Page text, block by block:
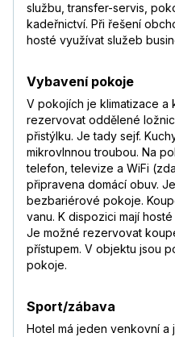
službu, transfer-servis,
kadeřnictví. Při řešení
hosté využívat služeb
Vybavení pokoje
V pokojích je klimatizace a
rezervovat oddělené
přistýlku. Je tady sejf.
mikrovlnnou troubou. Na
telefon, televize a WiFi
připravena domácí obuv.
bezbariérové pokoje.
vanu. K dispozici mají
Je možné rezervovat
přístupem. V objektu jsou
pokoje.
Sport/zábava
Hotel má jeden venkovní a